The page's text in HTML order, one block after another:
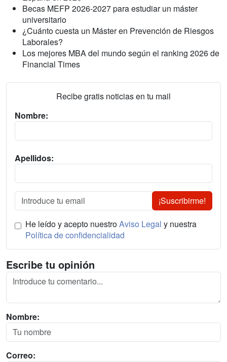
Becas MEFP 2026-2027 para estudiar un máster
universitario
¿Cuánto cuesta un Máster en Prevención de Riesgos
Laborales?
Los mejores MBA del mundo según el ranking 2026 de
Financial Times
Recibe gratis noticias en tu mail
Nombre:
Apellidos:
¡Suscribirme!
He leído y acepto nuestroAviso Legal y nuestra
Política de confidencialidad
Escribe tu opinión
Nombre:
Correo: